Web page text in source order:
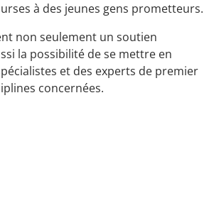
à des jeunes gens prometteurs.
non seulement un soutien
la possibilité de se mettre en
et des experts de premier
concernées.